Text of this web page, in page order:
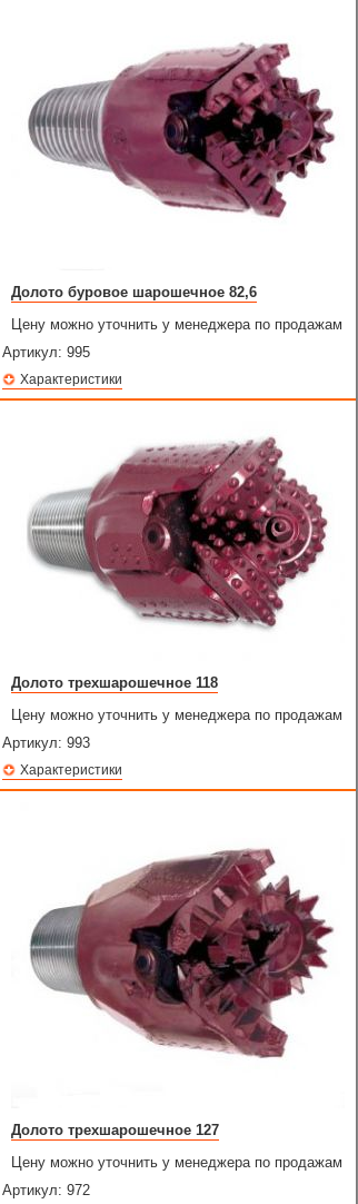
Долото буровое шарошечное 82,6
Цену можно уточнить у менеджера по продажам
Артикул: 995
Характеристики
Долото трехшарошечное 118
Цену можно уточнить у менеджера по продажам
Артикул: 993
Характеристики
Долото трехшарошечное 127
Цену можно уточнить у менеджера по продажам
Артикул: 972